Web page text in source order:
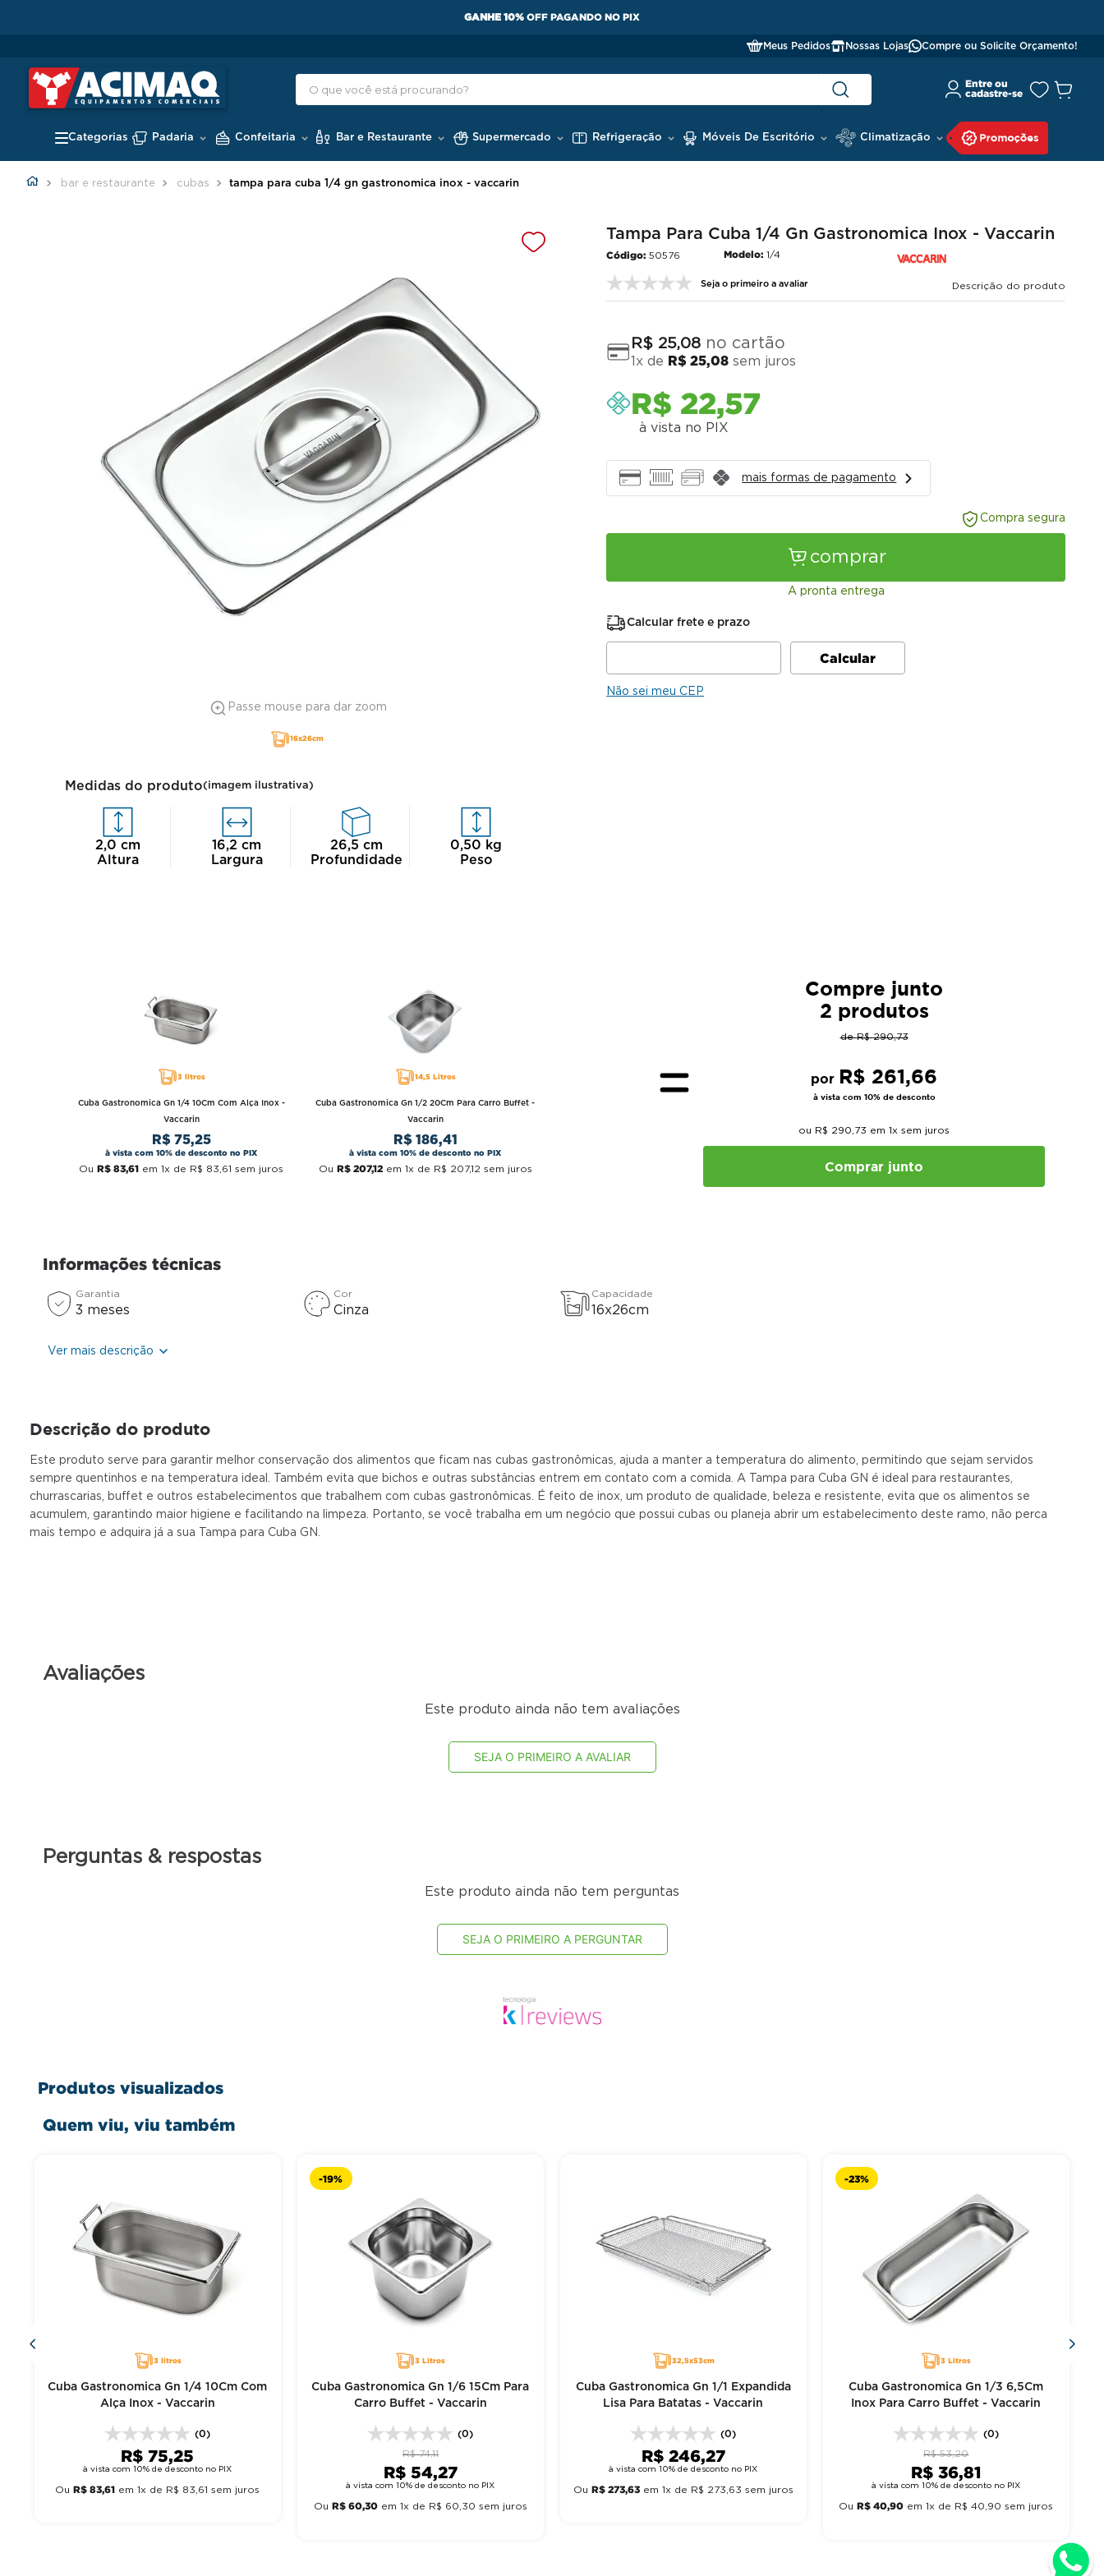
Meus Pedidos Nossas Lojas Compre ou Solicite Orçamento!
Padaria Confeitaria Bar e Restaurante Supermercado Refrigeração Móveis De Escritório Climatização
bar e restaurante cubas tampa para cuba 1/4 gn gastronomica inox - vaccarin
Passe mouse para dar zoom
16x26cm
Medidas do produto(imagem ilustrativa)
2,0 cm
Altura
16,2 cm
Largura
26,5 cm
Profundidade
0,50 kg
Peso
Tampa Para Cuba 1/4 Gn Gastronomica Inox - Vaccarin
50576 Modelo:1/4
Seja o primeiro a avaliar Descrição do produto
R$ 25,08 no cartão
1 x de R$ 25,08 sem juros
R$ 22,57
à vista no PIX
mais formas de pagamento
Compra segura
comprar
A pronta entrega
Calcular frete e prazo
Não sei meu CEP
3 litros
Cuba Gastronomica Gn 1/4 10Cm Com Alça Inox -
Vaccarin
R$ 75,25
à vista com 10% de desconto no PIX
Ou R$ 83,61 em 1x de R$ 83 61 sem juros
14,5 Litros
Cuba Gastronomica Gn 1/2 20Cm Para Carro Buffet -
Vaccarin
R$ 186,41
à vista com 10% de desconto no PIX
Ou R$ 207,12em 1x de R$ 207,12 sem juros
Compre junto
2 produtos
deR$ 290,73
por R$ 261,66
à vista com 10% de desconto
ou R$ 290 73 em 1x sem juros
Comprar junto
Informações técnicas
Garantia
3 meses
Cor
Cinza
Capacidade
16x26cm
Ver mais descrição
Descrição do produto
Este produto serve para garantir melhor conservação dos alimentos que ficam nas cubas gastronômicas, ajuda a manter a temperatura do alimento, permitindo que sejam servidos
sempre quentinhos e na temperatura ideal. Também evita que bichos e outras substâncias entrem em contato com a comida. A Tampa para Cuba GN é ideal para restaurantes,
churrascarias, buffet e outros estabelecimentos que trabalhem com cubas gastronômicas. É feito de inox, um produto de qualidade, beleza e resistente, evita que os alimentos se
acumulem, garantindo maior higiene e facilitando na limpeza. Portanto, se você trabalha em um negócio que possui cubas ou planeja abrir um estabelecimento deste ramo, não perca
mais tempo e adquira já a sua Tampa para Cuba GN.
Avaliações
Este produto ainda não tem avaliações
SEJA O PRIMEIRO A AVALIAR
Perguntas & respostas
Este produto ainda não tem perguntas
SEJA O PRIMEIRO A PERGUNTAR
Produtos visualizados
Quem viu, viu também
3 litros
Cuba Gastronomica Gn 1/4 10Cm Com
Alça Inox - Vaccarin
(0)
R$ 75,25
à vista com 10% de desconto no PIX
OuR$ 83,61 em1x de R$ 83 61 sem juros
-19%
3 Litros
Cuba Gastronomica Gn 1/6 15Cm Para
Carro Buffet - Vaccarin
(0)
R$ 74,11
R$ 54,27
à vista com 10% de desconto no PIX
Ou R$ 60,30em 1x de R$ 60 30 sem juros
32,5x53cm
Cuba Gastronomica Gn 1/1 Expandida
Lisa Para Batatas - Vaccarin
(0)
R$ 246,27
à vista com 10% de desconto no PIX
Ou R$ 273,63em 1x de R$ 273 63 sem juros
-23%
3 Litros
Cuba Gastronomica Gn 1/3 6,5Cm
Inox Para Carro Buffet - Vaccarin
(0)
R$ 53,20
R$ 36,81
à vista com 10% de desconto no PIX
Ou R$ 40,90 em1x de R$ 40 90 sem juros